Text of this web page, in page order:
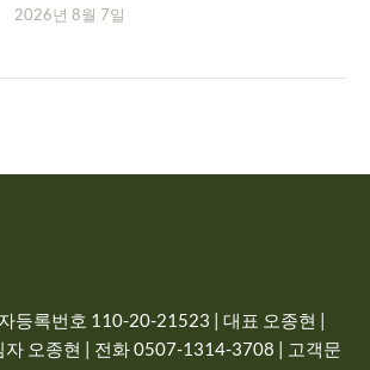
2026년 8월 7일
등록번호 110-20-21523 | 대표 오종현 |
자 오종현 | 전화 0507-1314-3708 | 고객문